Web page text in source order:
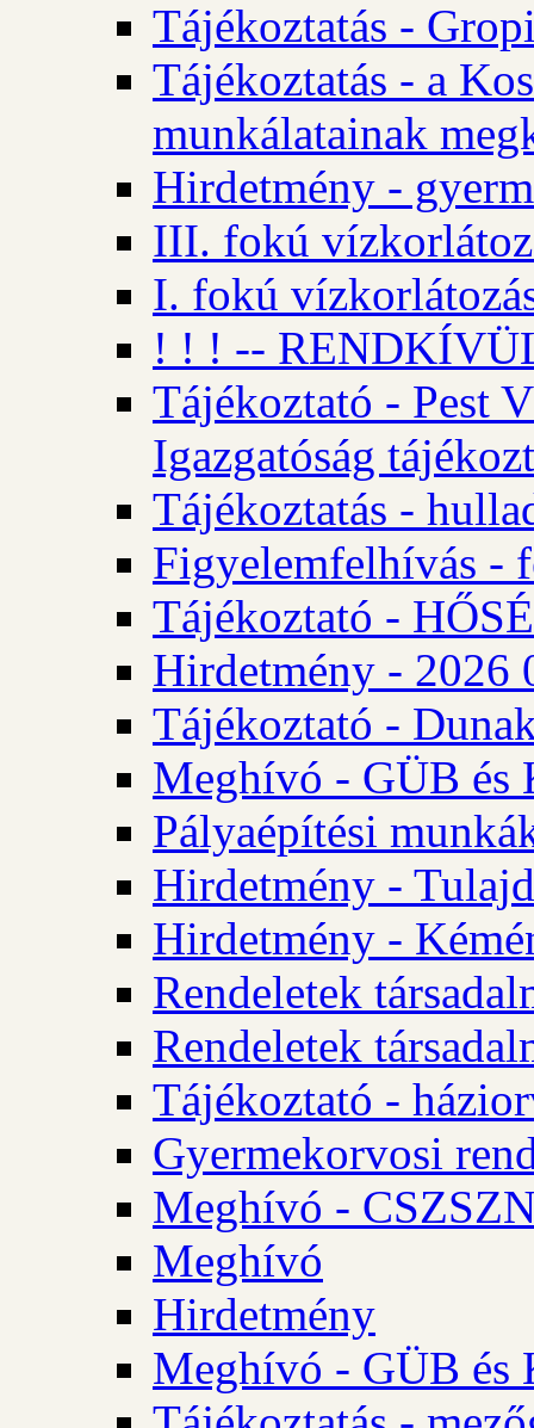
Tájékoztatás -
Tájékoztatás - a
munkálatainak
Hirdetmény -
III. fokú
I. fokú
! ! ! --
Tájékoztató - Pest
Igazgatóság
Tájékoztatás -
Figyelemfelhívás -
Tájékoztató -
Hirdetmény - 2026
Tájékoztató -
Meghívó - GÜB és
Pályaépítési
Hirdetmény -
Hirdetmény -
Rendeletek
Rendeletek
Tájékoztató -
Gyermekorvosi
Meghívó -
Meghívó
Hirdetmény
Meghívó - GÜB és